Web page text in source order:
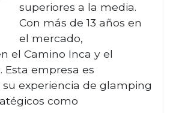
superiores a la media.
Con más de 13 años en
el mercado,
el Camino Inca y el
Esta empresa es
experiencia de glamping
como